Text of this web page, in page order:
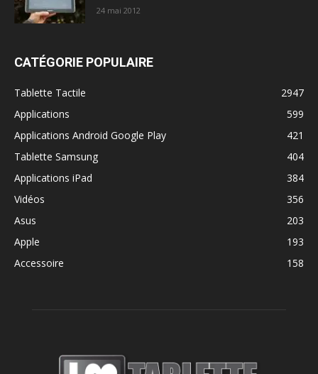
24 mai 2012
CATÉGORIE POPULAIRE
Tablette Tactile
2947
Applications
599
Applications Android Google Play
421
Tablette Samsung
404
Applications iPad
384
Vidéos
356
Asus
203
Apple
193
Accessoire
158